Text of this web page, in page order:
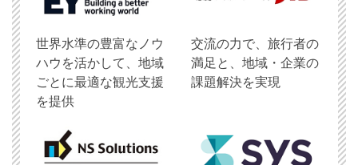
世界水準の豊富なノウ
ハウを活かして、地域
ごとに最適な観光支援
を提供
交流の力で、旅行者の
満足と、地域・企業の
課題解決を実現